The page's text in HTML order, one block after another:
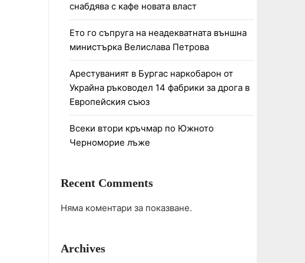
снабдява с кафе новата власт
Ето го съпруга на неадекватната външна
министърка Велислава Петрова
Арестуваният в Бургас наркобарон от
Украйна ръководел 14 фабрики за дрога в
Европейския съюз
Всеки втори кръчмар по Южното
Черноморие лъже
Recent Comments
Няма коментари за показване.
Archives